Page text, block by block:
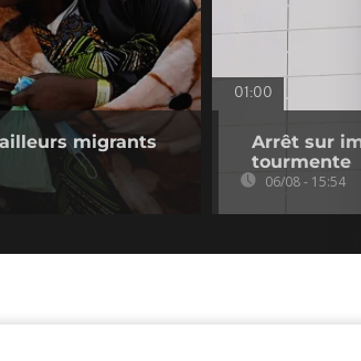
migrants
01:00
Arrêt sur
tourmente
06/08 - 15:54